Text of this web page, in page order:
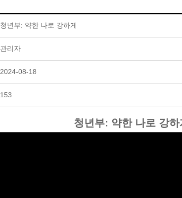
청년부: 약한 나로 강하게
관리자
2024-08-18
153
청년부: 약한 나로 강하